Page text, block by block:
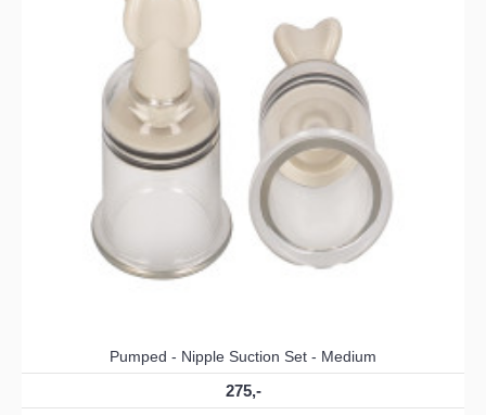
Pumped - Nipple Suction Set - Medium
275,-